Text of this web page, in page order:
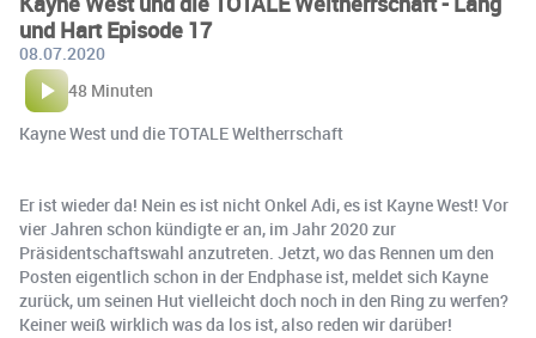
und Hart Episode 17
08.07.2020
48 Minuten
Kayne West und die TOTALE Weltherrschaft
Er ist wieder da! Nein es ist nicht Onkel Adi, es ist Kayne West! Vor
vier Jahren schon kündigte er an, im Jahr 2020 zur
Präsidentschaftswahl anzutreten. Jetzt, wo das Rennen um den
Posten eigentlich schon in der Endphase ist, meldet sich Kayne
zurück, um seinen Hut vielleicht doch noch in den Ring zu werfen?
Keiner weiß wirklich was da los ist, also reden wir darüber!